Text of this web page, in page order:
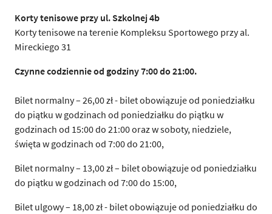
Korty tenisowe przy ul. Szkolnej 4b
Korty tenisowe na terenie Kompleksu Sportowego przy al.
Mireckiego 31
Czynne codziennie od godziny 7:00 do 21:00.
Bilet normalny – 26,00 zł - bilet obowiązuje od poniedziałku
do piątku w godzinach od poniedziałku do piątku w
godzinach od 15:00 do 21:00 oraz w soboty, niedziele,
święta w godzinach od 7:00 do 21:00,
Bilet normalny – 13,00 zł – bilet obowiązuje od poniedziałku
do piątku w godzinach od 7:00 do 15:00,
Bilet ulgowy – 18,00 zł - bilet obowiązuje od poniedziałku do